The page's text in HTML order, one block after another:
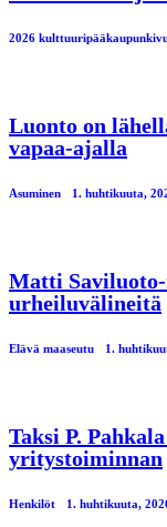
2026
Luonto on
vapaa-ajalla
Asuminen 1. huhtikuuta,
Matti
urheiluvälineitä
Elävä maaseutu 1.
Taksi P.
yritystoiminnan
Henkilöt 1. huhtikuuta,